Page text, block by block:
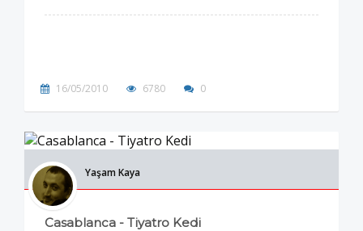
16/05/2010 6780 0
Yaşam Kaya
Casablanca - Tiyatro Kedi